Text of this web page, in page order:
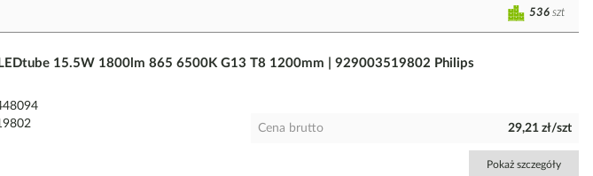
536 szt
15.5W 1800lm 865 6500K G13 T8 1200mm | 929003519802 Philips
Cena brutto 29,21 zł/szt
Pokaż szczegóły